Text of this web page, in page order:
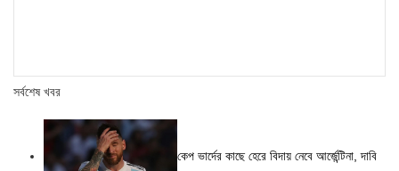
সর্বশেষ খবর
কেপ ভার্দের কাছে হেরে বিদায় নেবে আর্জেন্টিনা, দাবি